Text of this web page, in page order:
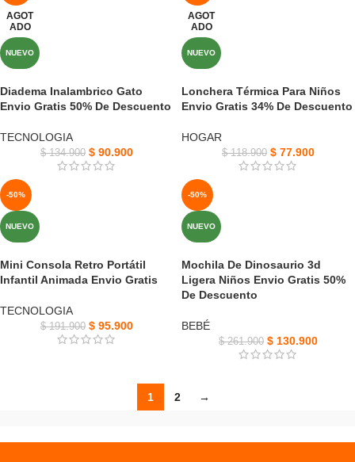
AGOT
ADO
NUEVO
Diadema Inalambrico Gato
Envio Gratis 50% De Descuento
TECNOLOGIA
$134.900 $ 90.900
AGOT
ADO
NUEVO
Lonchera Térmica Para Niños
Envio Gratis 34% De Descuento
HOGAR
$118.900 $ 77.900
-50%
NUEVO
Mini Consola Retro Portátil
Infantil Animada Envio Gratis
TECNOLOGIA
$191.900 $ 95.900
-50%
NUEVO
Mochila De Dinosaurio 3d
Ligera Niños Envio Gratis 50%
De Descuento
BEBÉ
$261.900 $ 130.900
1 2 →